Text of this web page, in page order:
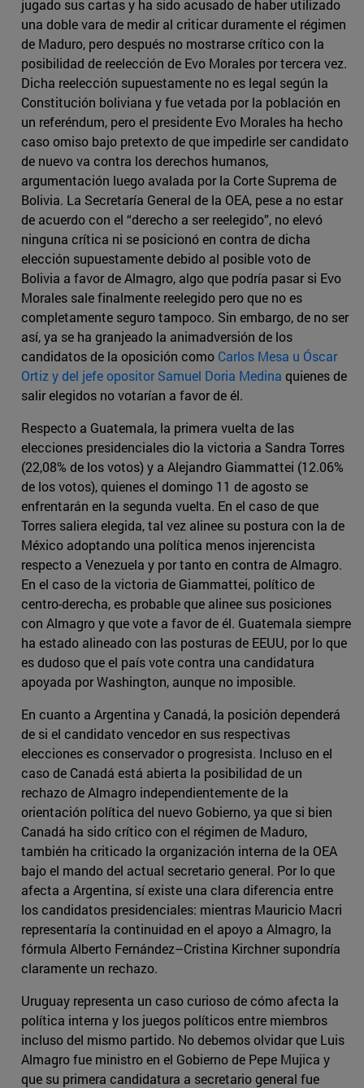
jugado sus cartas y ha sido acusado de haber utilizado
una doble vara de medir al criticar duramente el régimen
de Maduro, pero después no mostrarse crítico con la
posibilidad de reelección de Evo Morales por tercera vez.
Dicha reelección supuestamente no es legal según la
Constitución boliviana y fue vetada por la población en
un referéndum, pero el presidente Evo Morales ha hecho
caso omiso bajo pretexto de que impedirle ser candidato
de nuevo va contra los derechos humanos,
argumentación luego avalada por la Corte Suprema de
Bolivia. La Secretaría General de la OEA, pese a no estar
de acuerdo con el “derecho a ser reelegido”, no elevó
ninguna crítica ni se posicionó en contra de dicha
elección supuestamente debido al posible voto de
Bolivia a favor de Almagro, algo que podría pasar si Evo
Morales sale finalmente reelegido pero que no es
completamente seguro tampoco. Sin embargo, de no ser
así, ya se ha granjeado la animadversión de los
candidatos de la oposición como Carlos Mesa u Óscar
Ortiz y del jefe opositor Samuel Doria Medina quienes de
salir elegidos no votarían a favor de él.
Respecto a Guatemala, la primera vuelta de las
elecciones presidenciales dio la victoria a Sandra Torres
(22,08% de los votos) y a Alejandro Giammattei (12.06%
de los votos), quienes el domingo 11 de agosto se
enfrentarán en la segunda vuelta. En el caso de que
Torres saliera elegida, tal vez alinee su postura con la de
México adoptando una política menos injerencista
respecto a Venezuela y por tanto en contra de Almagro.
En el caso de la victoria de Giammattei, político de
centro-derecha, es probable que alinee sus posiciones
con Almagro y que vote a favor de él. Guatemala siempre
ha estado alineado con las posturas de EEUU, por lo que
es dudoso que el país vote contra una candidatura
apoyada por Washington, aunque no imposible.
En cuanto a Argentina y Canadá, la posición dependerá
de si el candidato vencedor en sus respectivas
elecciones es conservador o progresista. Incluso en el
caso de Canadá está abierta la posibilidad de un
rechazo de Almagro independientemente de la
orientación política del nuevo Gobierno, ya que si bien
Canadá ha sido crítico con el régimen de Maduro,
también ha criticado la organización interna de la OEA
bajo el mando del actual secretario general. Por lo que
afecta a Argentina, sí existe una clara diferencia entre
los candidatos presidenciales: mientras Mauricio Macri
representaría la continuidad en el apoyo a Almagro, la
fórmula Alberto Fernández–Cristina Kirchner supondría
claramente un rechazo.
Uruguay representa un caso curioso de cómo afecta la
política interna y los juegos políticos entre miembros
incluso del mismo partido. No debemos olvidar que Luis
Almagro fue ministro en el Gobierno de Pepe Mujica y
que su primera candidatura a secretario general fue